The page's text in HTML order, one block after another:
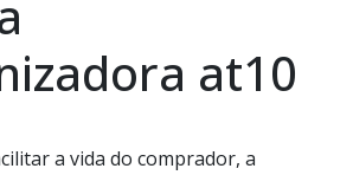
at10
a vida do comprador, a